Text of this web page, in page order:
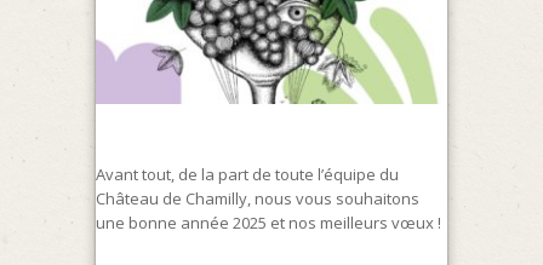
Avant tout, de la part de toute l’équipe du
Château de Chamilly, nous vous souhaitons
une bonne année 2025 et nos meilleurs vœux !